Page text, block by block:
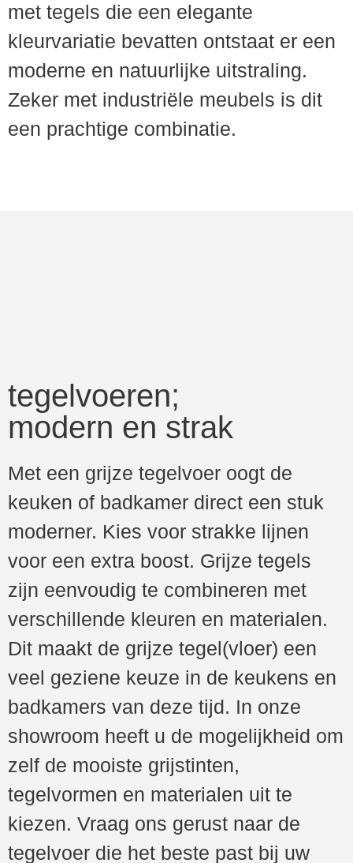
met tegels die een elegante
kleurvariatie bevatten ontstaat er een
moderne en natuurlijke uitstraling.
Zeker met industriële meubels is dit
een prachtige combinatie.
tegelvoeren;
modern en strak
Met een grijze tegelvoer oogt de
keuken of badkamer direct een stuk
moderner. Kies voor strakke lijnen
voor een extra boost. Grijze tegels
zijn eenvoudig te combineren met
verschillende kleuren en materialen.
Dit maakt de grijze tegel(vloer) een
veel geziene keuze in de keukens en
badkamers van deze tijd. In onze
showroom heeft u de mogelijkheid om
zelf de mooiste grijstinten,
tegelvormen en materialen uit te
kiezen. Vraag ons gerust naar de
tegelvoer die het beste past bij uw